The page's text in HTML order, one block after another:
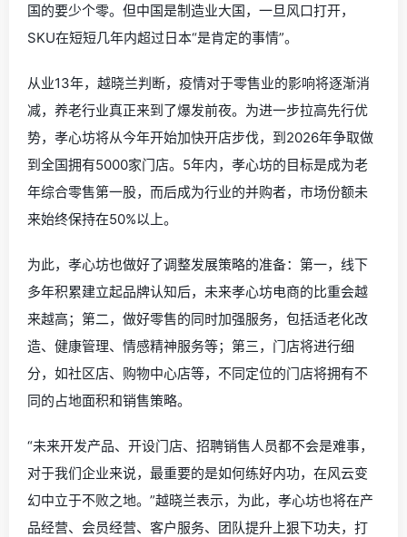
国的要少个零。但中国是制造业大国，一旦风口打开，
SKU在短短几年内超过日本“是肯定的事情”。
从业13年，越晓兰判断，疫情对于零售业的影响将逐渐消
减，养老行业真正来到了爆发前夜。为进一步拉高先行优
势，孝心坊将从今年开始加快开店步伐，到2026年争取做
到全国拥有5000家门店。5年内，孝心坊的目标是成为老
年综合零售第一股，而后成为行业的并购者，市场份额未
来始终保持在50%以上。
为此，孝心坊也做好了调整发展策略的准备：第一，线下
多年积累建立起品牌认知后，未来孝心坊电商的比重会越
来越高；第二，做好零售的同时加强服务，包括适老化改
造、健康管理、情感精神服务等；第三，门店将进行细
分，如社区店、购物中心店等，不同定位的门店将拥有不
同的占地面积和销售策略。
“未来开发产品、开设门店、招聘销售人员都不会是难事，
对于我们企业来说，最重要的是如何练好内功，在风云变
幻中立于不败之地。”越晓兰表示，为此，孝心坊也将在产
品经营、会员经营、客户服务、团队提升上狠下功夫，打